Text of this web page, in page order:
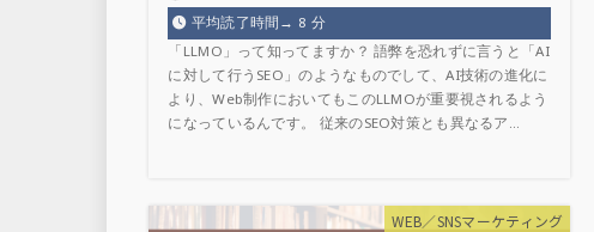
平均読了時間→ 8 分
「LLMO」って知ってますか？ 語弊を恐れずに言うと「AI
に対して行うSEO」のようなものでして、AI技術の進化に
より、Web制作においてもこのLLMOが重要視されるよう
になっているんです。 従来のSEO対策とも異なるア...
WEB／SNSマーケティング